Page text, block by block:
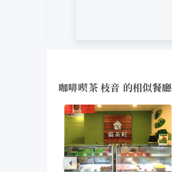
咖啡喫茶 枝音 的相似餐廳